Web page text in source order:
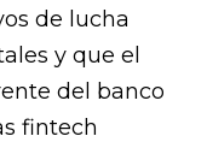
de lucha
y que el
del banco
fintech